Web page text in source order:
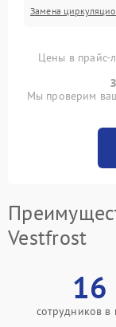
Замена
Цены в прайс-
Мы проверим
Vestfrost
16
сотрудников в